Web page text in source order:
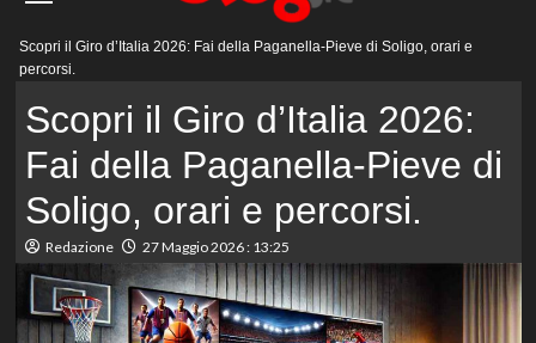
principale
Scopri il Giro d’Italia 2026: Fai della Paganella-Pieve di Soligo, orari e
percorsi.
Scopri il Giro d’Italia 2026:
Fai della Paganella-Pieve di
Soligo, orari e percorsi.
Redazione 27 Maggio 2026 : 13:25